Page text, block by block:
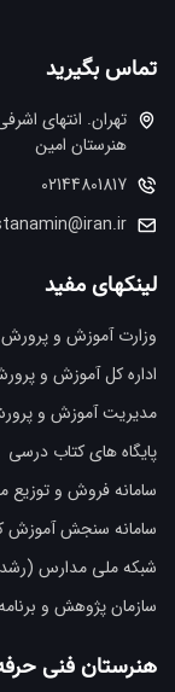
تماس بگیرید
تهران. انتهاي
هنرستان امین
02144801817
لینکهای مفید
وزارت آموزش و پرورش
اداره کل آموزش و
مدیریت آموزش و پرورش
پایگاه های کتاب درسی
سامانه فروش و توزیع
سامانه سنجش آموزش
شبکه ملی مدارس
سازمان پژوهش و
هنرستان فنی